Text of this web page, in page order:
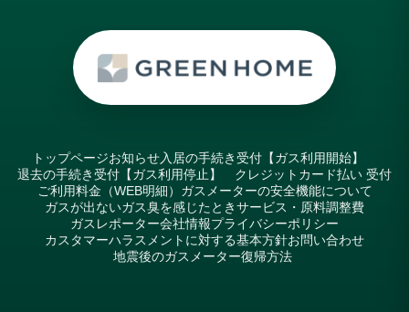
トップページお知らせ入居の手続き受付【ガス利用開始】
退去の手続き受付【ガス利用停止】 クレジットカード払い 受付
ご利用料金（WEB明細） ガスメーターの安全機能について
ガスが出ないガス臭を感じたときサービス・原料調整費
ガスレポーター会社情報プライバシーポリシー
カスタマーハラスメントに対する基本方針お問い合わせ
地震後のガスメーター復帰方法